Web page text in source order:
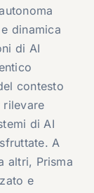
dinamica
di AI
contesto
di AI
A
altri, Prisma
e